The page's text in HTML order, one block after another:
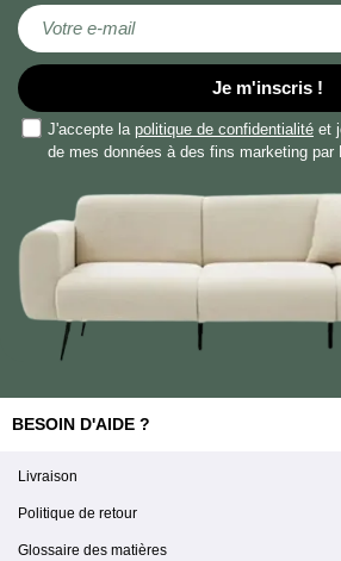
Inscription à notre newsletter :
Je m'inscris !
J'accepte la politique de confidentialité et
de mes données à des fins marketing par
BESOIN D'AIDE ?
Livraison
Politique de retour
Glossaire des matières